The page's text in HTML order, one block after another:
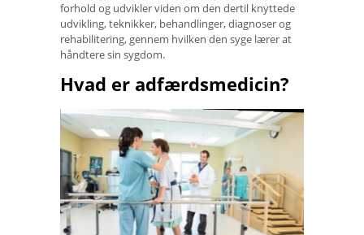
forhold og udvikler viden om den dertil knyttede
udvikling, teknikker, behandlinger, diagnoser og
rehabilitering, gennem hvilken den syge lærer at
håndtere sin sygdom.
Hvad er adfærdsmedicin?